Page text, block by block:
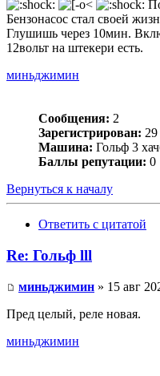
Бензонасос стал своей
Глушишь через 10мин.
12вольт на штекери есть.
миньджимин
Сообщения: 2
Зарегистрирован:
Машина: Гольф 3
Баллы репутации: 0
Вернуться к началу
Ответить с цитатой
Re: Гольф lll
миньджимин » 15 авг
Пред целый, реле новая.
миньджимин